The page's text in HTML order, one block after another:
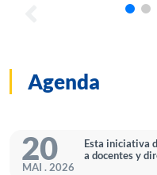
Agenda
20
MAI . 2026
Esta iniciativa
a docentes y